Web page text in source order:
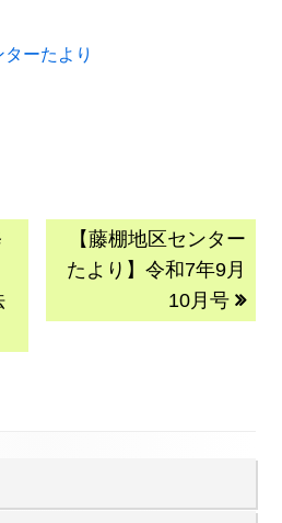
ーたより
次
の
【藤棚地区センター
たより】令和7年9月
10月号